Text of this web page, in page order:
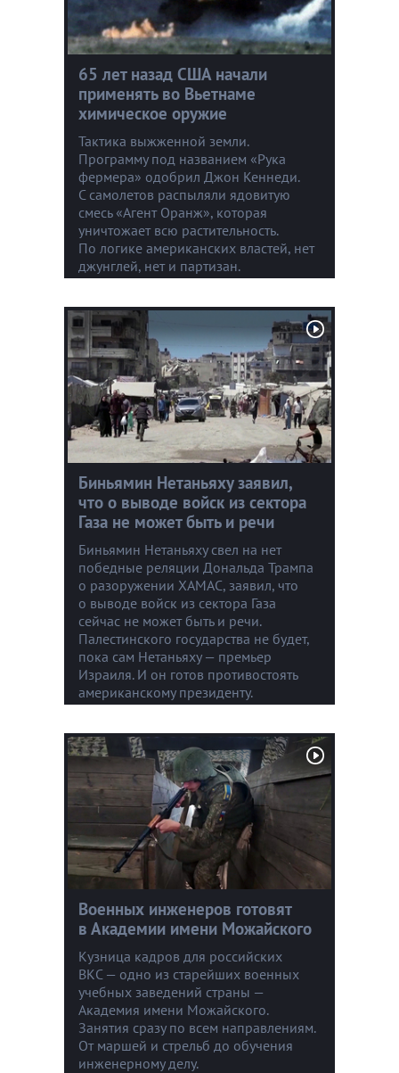
65 лет назад США начали
применять во Вьетнаме
химическое оружие
Тактика выжженной земли.
Программу под названием «Рука
фермера» одобрил Джон Кеннеди.
С самолетов распыляли ядовитую
смесь «Агент Оранж», которая
уничтожает всю растительность.
По логике американских властей, нет
джунглей, нет и партизан.
Биньямин Нетаньяху заявил,
что о выводе войск из сектора
Газа не может быть и речи
Биньямин Нетаньяху свел на нет
победные реляции Дональда Трампа
о разоружении ХАМАС, заявил, что
о выводе войск из сектора Газа
сейчас не может быть и речи.
Палестинского государства не будет,
пока сам Нетаньяху — премьер
Израиля. И он готов противостоять
американскому президенту.
Военных инженеров готовят
в Академии имени Можайского
Кузница кадров для российских
ВКС — одно из старейших военных
учебных заведений страны —
Академия имени Можайского.
Занятия сразу по всем направлениям.
От маршей и стрельб до обучения
инженерному делу.